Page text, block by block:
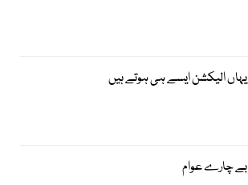
یہاں الیکشن ایسے ہی ہوتے ہیں
بے چارے عوام